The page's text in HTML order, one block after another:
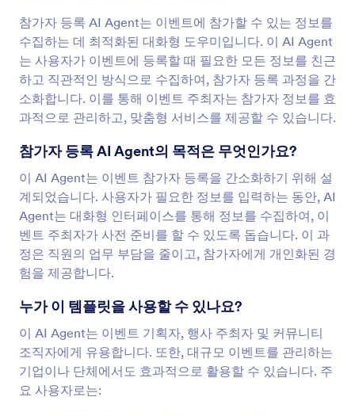
참가자 등록 AI Agent는 이벤트에 참가할 수 있는 정보를
수집하는 데 최적화된 대화형 도우미입니다. 이 AI Agent
는 사용자가 이벤트에 등록할 때 필요한 모든 정보를 친근
하고 직관적인 방식으로 수집하여, 참가자 등록 과정을 간
소화합니다. 이를 통해 이벤트 주최자는 참가자 정보를 효
과적으로 관리하고, 맞춤형 서비스를 제공할 수 있습니다.
참가자 등록 AI Agent의 목적은 무엇인가요?
이 AI Agent는 이벤트 참가자 등록을 간소화하기 위해 설
계되었습니다. 사용자가 필요한 정보를 입력하는 동안, AI
Agent는 대화형 인터페이스를 통해 정보를 수집하여, 이
벤트 주최자가 사전 준비를 할 수 있도록 돕습니다. 이 과
정은 직원의 업무 부담을 줄이고, 참가자에게 개인화된 경
험을 제공합니다.
누가 이 템플릿을 사용할 수 있나요?
이 AI Agent는 이벤트 기획자, 행사 주최자 및 커뮤니티
조직자에게 유용합니다. 또한, 대규모 이벤트를 관리하는
기업이나 단체에서도 효과적으로 활용할 수 있습니다. 주
요 사용자로는: